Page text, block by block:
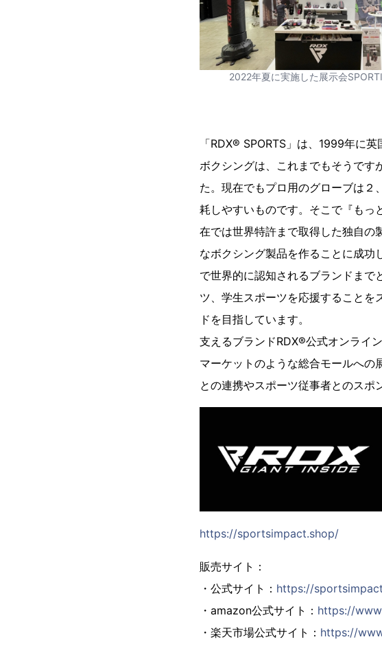
2022年夏に実施した展示会
「RDX® SPORTS」は、1999年に
ボクシングは、これまでもそうです
た。現在でもプロ用のグローブは２
耗しやすいものです。そこで『もっ
在では世界特許まで取得した独自の
なボクシング製品を作ることに成
で世界的に認知されるブランドまで
ツ、学生スポーツを応援することを
ドを目指しています。
支えるブランドRDX®公式オンライ
マーケットのような総合モールへ
との連携やスポーツ従事者とのスポ
https://sportsimpact.shop/
販売サイト：
・公式サイト： https://
・amazon公式サイト： https://
・楽天市場公式サイト： https://